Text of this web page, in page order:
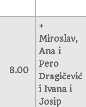
8.00
+
Miroslav,
Ana i
Pero
Dragičević
i Ivana i
Josip